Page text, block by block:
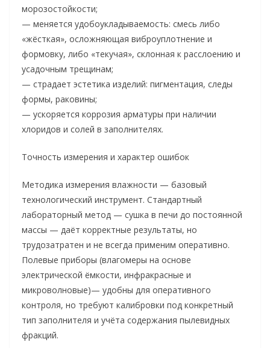
морозостойкости;
— меняется удобоукладываемость: смесь либо
«жёсткая», осложняющая виброуплотнение и
формовку, либо «текучая», склонная к расслоению и
усадочным трещинам;
— страдает эстетика изделий: пигментация, следы
формы, раковины;
— ускоряется коррозия арматуры при наличии
хлоридов и солей в заполнителях.
Точность измерения и характер ошибок
Методика измерения влажности — базовый
технологический инструмент. Стандартный
лабораторный метод — сушка в печи до постоянной
массы — даёт корректные результаты, но
трудозатратен и не всегда применим оперативно.
Полевые приборы (влагомеры на основе
электрической ёмкости, инфракрасные и
микроволновые)— удобны для оперативного
контроля, но требуют калибровки под конкретный
тип заполнителя и учёта содержания пылевидных
фракций.